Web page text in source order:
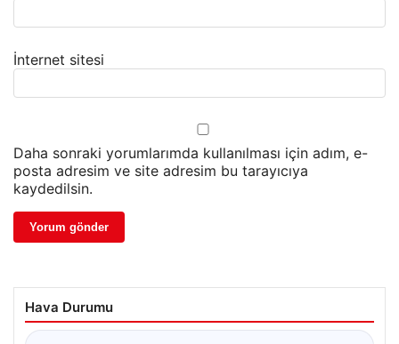
İnternet sitesi
Daha sonraki yorumlarımda kullanılması için adım, e-
posta adresim ve site adresim bu tarayıcıya
kaydedilsin.
Hava Durumu